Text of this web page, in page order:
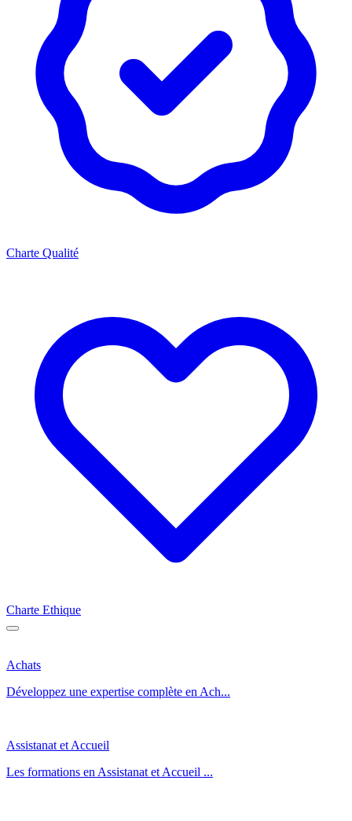
Charte Qualité
Charte Ethique
Achats
Développez une expertise complète en Ach...
Assistanat et Accueil
Les formations en Assistanat et Accueil ...